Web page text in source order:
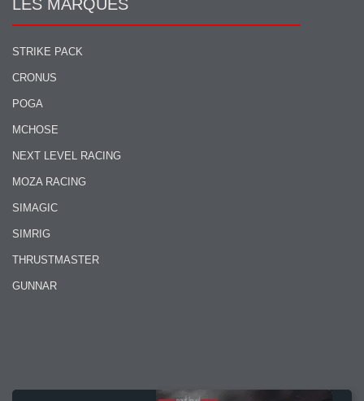
LES MARQUES
STRIKE PACK
CRONUS
POGA
MCHOSE
NEXT LEVEL RACING
MOZA RACING
SIMAGIC
SIMRIG
THRUSTMASTER
GUNNAR